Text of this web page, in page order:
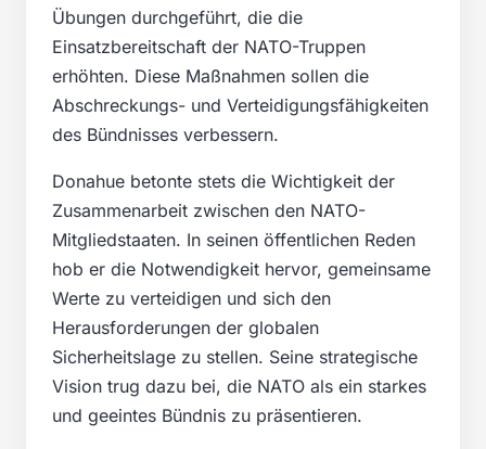
Übungen durchgeführt, die die
Einsatzbereitschaft der NATO-Truppen
erhöhten. Diese Maßnahmen sollen die
Abschreckungs- und Verteidigungsfähigkeiten
des Bündnisses verbessern.
Donahue betonte stets die Wichtigkeit der
Zusammenarbeit zwischen den NATO-
Mitgliedstaaten. In seinen öffentlichen Reden
hob er die Notwendigkeit hervor, gemeinsame
Werte zu verteidigen und sich den
Herausforderungen der globalen
Sicherheitslage zu stellen. Seine strategische
Vision trug dazu bei, die NATO als ein starkes
und geeintes Bündnis zu präsentieren.